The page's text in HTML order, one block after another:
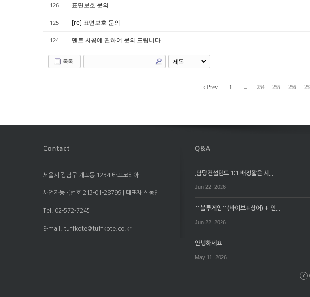
126 표면보호 문의
125 [re] 표면보호 문의
124 덴트 시공에 관하여 문의 드립니다
목록
‹ Prev 1 ... 254 255 256
서울시 강남구 개포동 1234 타프코리아
사업자등록번호:213-01-28799 | 대표자:신동민
Tel. 02-572-7245
E-mail. tuffkote@tuffkote.co.kr
.담당컨설턴트 1:1 배정짧은 시...
Jun 22. 2026
⌒블루게임⌒(바이브+상어) + 인...
Jun 22. 2026
안녕하세요
May 11. 2026